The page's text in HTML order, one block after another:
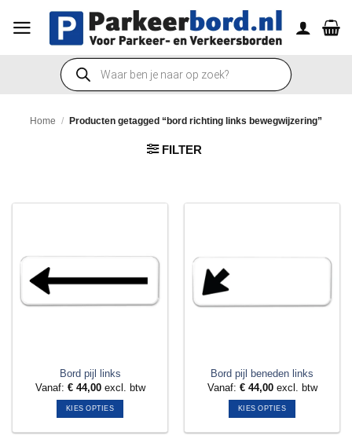
naar
Producten
zoeken
Home / Producten getagged “bord richting links bewegwijzering”
FILTER
Bord pijl links
Vanaf: €44,00excl. btw
KIES OPTIES
Bord pijl beneden links
Vanaf: €44,00excl. btw
KIES OPTIES